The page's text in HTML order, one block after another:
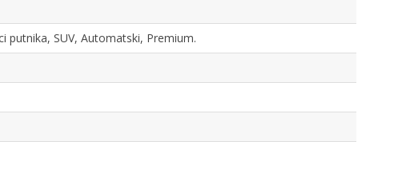
putnika, SUV, Automatski, Premium.